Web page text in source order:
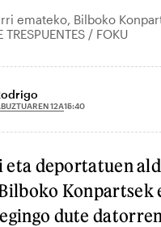
emateko, Bilboko
TRESPUENTES / FOKU
12A15:40
eta deportatuen
dute